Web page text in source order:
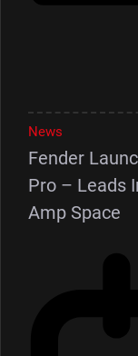
News
Fender
Pro – Leads
Amp Space